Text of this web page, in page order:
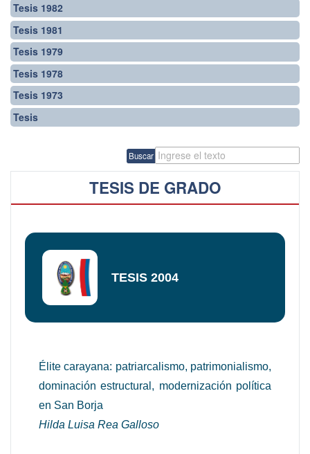
Tesis 1982
Tesis 1981
Tesis 1979
Tesis 1978
Tesis 1973
Tesis
Buscar
TESIS DE GRADO
TESIS 2004
Élite carayana: patriarcalismo, patrimonialismo,
dominación estructural, modernización política
en San Borja
Hilda Luisa Rea Galloso